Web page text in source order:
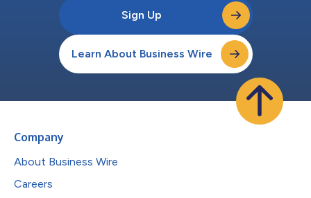
Sign Up
Learn About Business Wire
Company
About Business Wire
Careers